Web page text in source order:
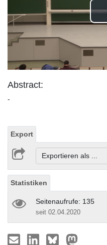
Abstract:
-
Export
Exportieren als ...
Statistiken
Seitenaufrufe: 135
seit 02.04.2020